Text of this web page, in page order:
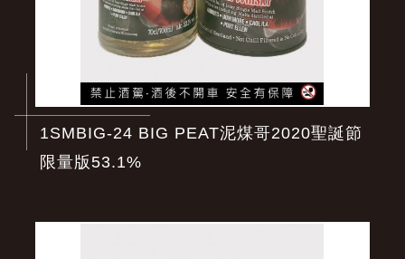
1SMBIG-24 BIG PEAT泥煤哥2020聖誕節
限量版53.1%